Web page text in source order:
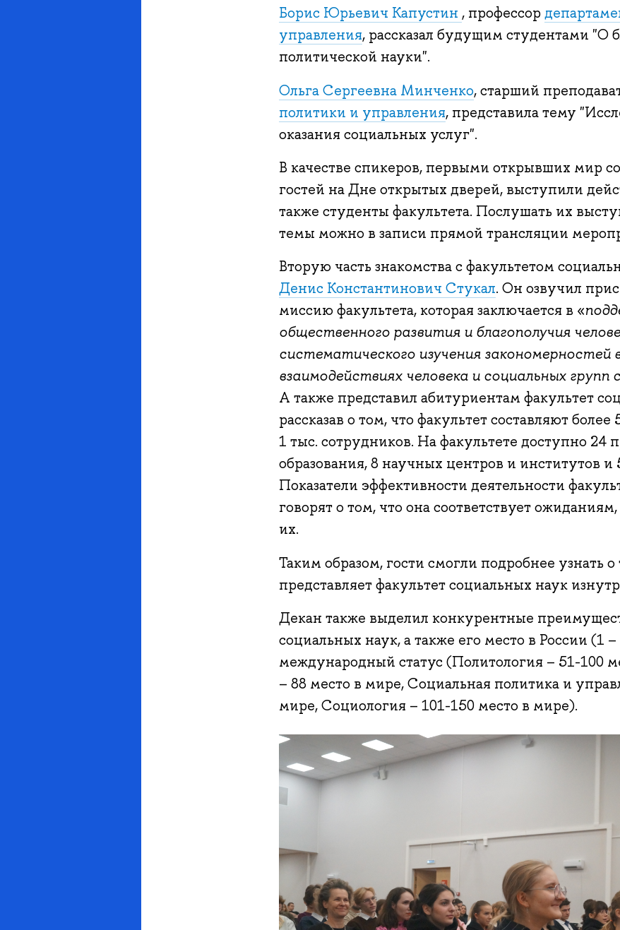
Борис Юрьевич Капустин, профессор
управления, рассказал будущим студентами "О
политической науки".
Ольга Сергеевна Минченко, старший
политики и управления, представила тему
оказания социальных услуг".
В качестве спикеров, первыми открывших мир
гостей на Дне открытых дверей, выступили
также студенты факультета. Послушать их
темы можно в записи прямой трансляции
Вторую часть знакомства с факультетом
Денис Константинович Стукал. Он озвучил
миссию факультета, которая заключается в «
общественного развития и благополучия
систематического изучения закономерностей
взаимодействиях человека и социальных
А также представил абитуриентам факультет
рассказав о том, что факультет составляют
1 тыс. сотрудников. На факультете доступно
образования, 8 научных центров и институтов и
Показатели эффективности деятельности
говорят о том, что она соответствует
их.
Таким образом, гости смогли подробнее узнать о
представляет факультет социальных наук
Декан также выделил конкурентные
социальных наук, а также его место в России (1
международный статус (Политология – 51-100
– 88 место в мире, Социальная политика и
мире, Социология – 101-150 место в мире).